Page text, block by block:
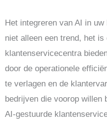
Het integreren van AI in
niet alleen een trend, het is
klantenservicecentra
door de operationele
te verlagen en de
bedrijven die voorop willen
AI-gestuurde